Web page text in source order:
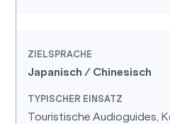
Japanisch / Chinesisch
Touristische Audioguides,